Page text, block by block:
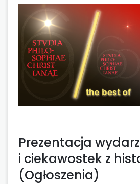
Prezentacja
i ciekawostek z
(Ogłoszenia)